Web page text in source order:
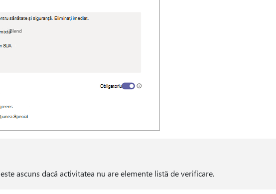
este ascuns dacă activitatea nu are elemente listă de verificare.